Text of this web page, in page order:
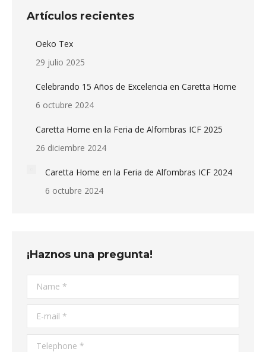
Artículos recientes
Oeko Tex
29 julio 2025
Celebrando 15 Años de Excelencia en Caretta Home
6 octubre 2024
Caretta Home en la Feria de Alfombras ICF 2025
26 diciembre 2024
Caretta Home en la Feria de Alfombras ICF 2024
6 octubre 2024
¡Haznos una pregunta!
Name *
E-mail *
Telephone *